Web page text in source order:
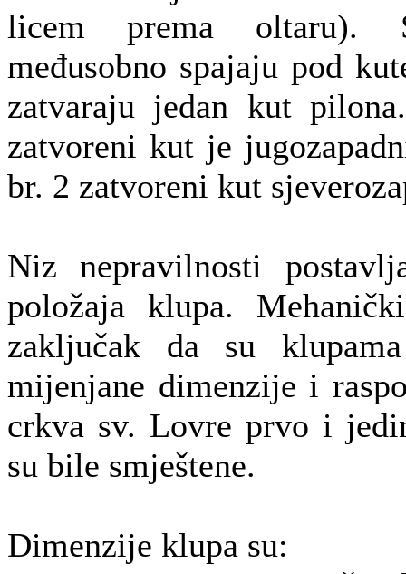
licem prema oltaru).
međusobno spajaju pod
zatvaraju jedan kut
zatvoreni kut je
br. 2 zatvoreni kut
Niz nepravilnosti
položaja klupa.
zaključak da su
mijenjane dimenzije i
crkva sv. Lovre prvo i
su bile smještene.
Dimenzije klupa su: